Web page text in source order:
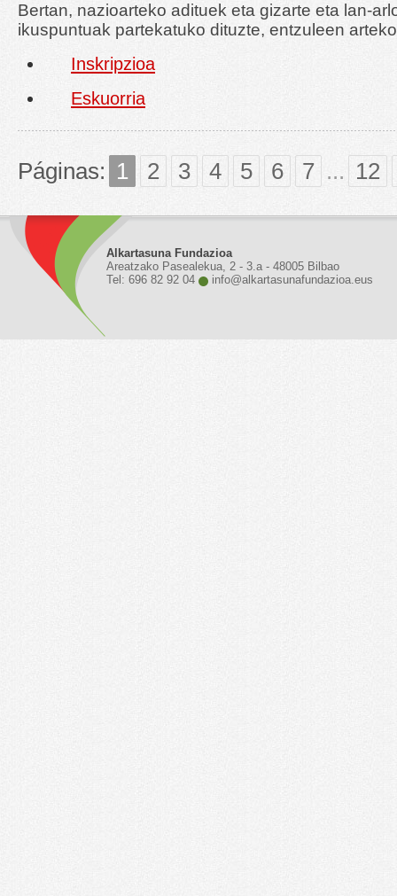
Bertan, nazioarteko adituek eta gizarte eta lan-
ikuspuntuak partekatuko dituzte, entzuleen
Inskripzioa
Eskuorria
Páginas: 1 2 3 4 5 6 7 ... 12
Alkartasuna Fundazioa
Areatzako Pasealekua, 2 - 3.a - 48005 Bilbao
Tel: 696 82 92 04
info@alkartasunafundazioa.eus